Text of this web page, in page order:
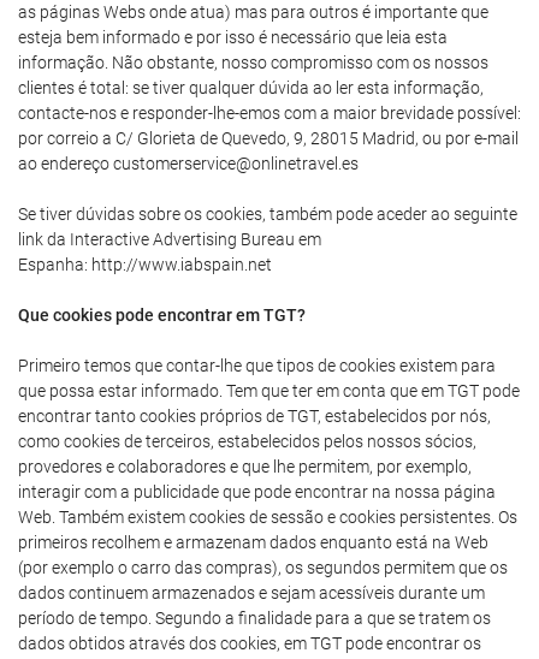
as páginas Webs onde atua) mas para outros é importante que
esteja bem informado e por isso é necessário que leia esta
informação. Não obstante, nosso compromisso com os nossos
clientes é total: se tiver qualquer dúvida ao ler esta informação,
contacte-nos e responder-lhe-emos com a maior brevidade possível:
por correio a C/ Glorieta de Quevedo, 9, 28015 Madrid, ou por e-mail
ao endereço customerservice@onlinetravel.es
Se tiver dúvidas sobre os cookies, também pode aceder ao seguinte
link da Interactive Advertising Bureau em
Espanha: http://www.iabspain.net
Que cookies pode encontrar em TGT?
Primeiro temos que contar-lhe que tipos de cookies existem para
que possa estar informado. Tem que ter em conta que em TGT pode
encontrar tanto cookies próprios de TGT, estabelecidos por nós,
como cookies de terceiros, estabelecidos pelos nossos sócios,
provedores e colaboradores e que lhe permitem, por exemplo,
interagir com a publicidade que pode encontrar na nossa página
Web. Também existem cookies de sessão e cookies persistentes. Os
primeiros recolhem e armazenam dados enquanto está na Web
(por exemplo o carro das compras), os segundos permitem que os
dados continuem armazenados e sejam acessíveis durante um
período de tempo. Segundo a finalidade para a que se tratem os
dados obtidos através dos cookies, em TGT pode encontrar os